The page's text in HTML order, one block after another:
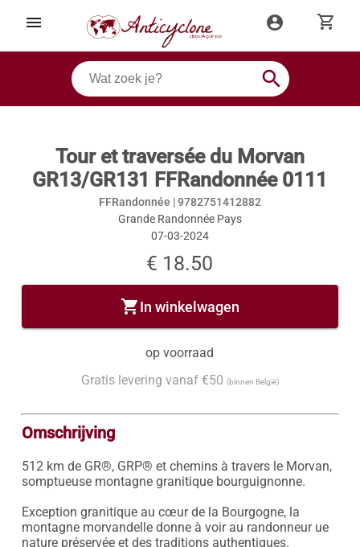
menu account_circle shopping_cart
search
Tour et traversée du Morvan
GR13/GR131 FFRandonnée 0111
FFRandonnée |9782751412882
Grande Randonnée Pays
07-03-2024
€ 18.50
shopping_cartIn winkelwagen
op voorraad
Gratis levering vanaf €50 (binnen België)
Omschrijving
512 km de GR®, GRP® et chemins à travers le Morvan,
somptueuse montagne granitique bourguignonne.
Exception granitique au cœur de la Bourgogne, la
montagne morvandelle donne à voir au randonneur ue
nature préservée et des traditions authentiques.